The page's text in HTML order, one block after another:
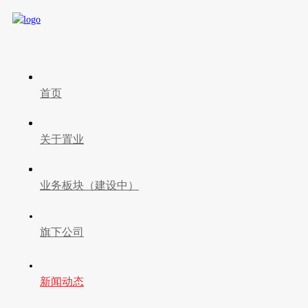
首页
关于置业
业务板块（建设中）
旗下公司
新闻动态